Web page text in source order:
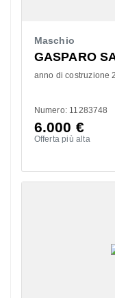
Maschio
GASPARO
anno di costruzione
Numero: 11283748
6.000 €
Offerta più alta